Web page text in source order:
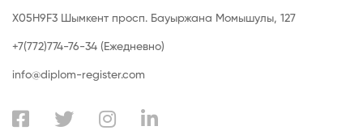
X05H9F3 Шымкент просп. Бауыржана Момышулы, 127
+7(772)774-76-34 (Ежедневно)
info@diplom-register.com